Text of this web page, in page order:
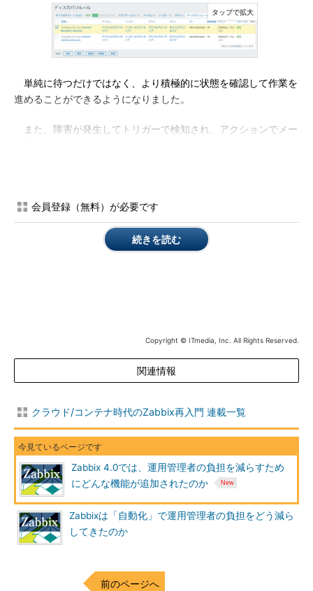
単純に待つだけではなく、より積極的に状態を確認して作業を
進めることができるようになりました。
また、障害が発生してトリガーで検知され、アクションでメー
うか」で判断するか、別のインシデント管理ツールなどを利用し
て対応状況を記録するように運用するしかありませんでした。
Zabbix 4.0では、障害に対するコメント入力時に、障害の深刻
変化や対応状況を共有できます。
通知の設定は、アクションの設定内の「更新時の実行内容」タ
ブ内の設定で行います。
つまり、ZabbixのWebインタフェースを開かなくても、状態の
になったと思います。
会員登録（無料）が必要です
続きを読む
Copyright © ITmedia, Inc. All Rights Reserved.
関連情報
クラウド/コンテナ時代のZabbix再入門 連載一覧
Zabbix 4.0では、運用管理者の負担を減らすため
にどんな機能が追加されたのか
Zabbixは「自動化」で運用管理者の負担をどう減ら
してきたのか
前のページへ